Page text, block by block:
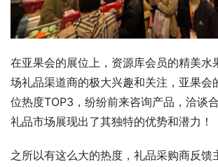
在亚果会的展位上，资源库会员的精美水
场礼品渠道商的极大兴趣和关注，亚果会
位热度TOP3，纷纷前来咨询产品，洽谈
礼品市场展现出了其独特的优势和潜力！
之所以有这么大的热度，礼品采购商反馈